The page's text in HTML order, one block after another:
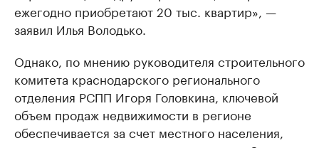
ежегодно приобретают 20 тыс. квартир», —
заявил Илья Володько.
Однако, по мнению руководителя строительного
комитета краснодарского регионального
отделения РСПП Игоря Головкина, ключевой
объем продаж недвижимости в регионе
обеспечивается за счет местного населения,